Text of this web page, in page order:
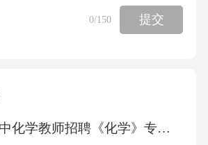
主动降温，保持路基冻土不熔
装有一定量的氨，棒内下端的
衡的天平测量一正方体小物块
小物块质量为_g，小物块边长
0/150 提交
2026年初中化学教师招聘《化学》专项训练试卷